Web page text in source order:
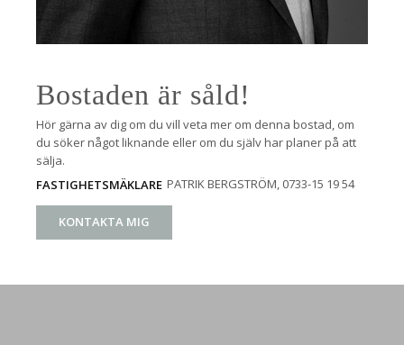
Bostaden är såld!
Hör gärna av dig om du vill veta mer om denna bostad, om
du söker något liknande eller om du själv har planer på att
sälja.
FASTIGHETSMÄKLARE PATRIK BERGSTRÖM, 0733-15 19 54
KONTAKTA MIG